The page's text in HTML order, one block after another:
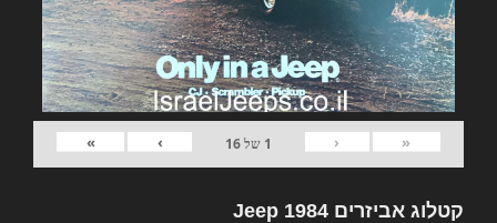
«
‹
1 של16
›
»
קטלוג אביזרים Jeep 1984